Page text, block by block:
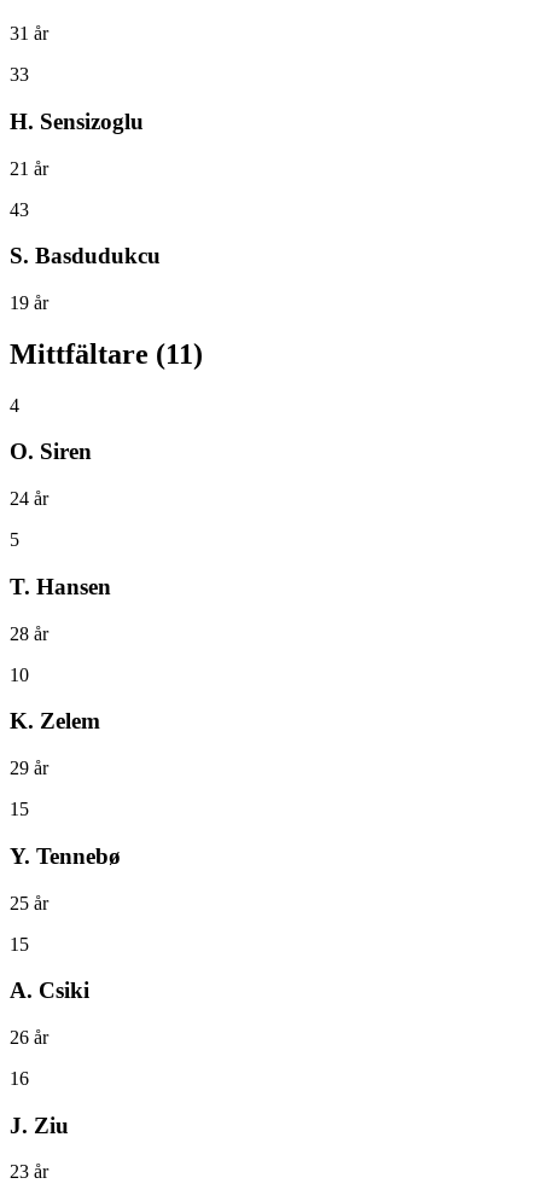
31 år
33
H. Sensizoglu
21 år
43
S. Basdudukcu
19 år
Mittfältare (11)
4
O. Siren
24 år
5
T. Hansen
28 år
10
K. Zelem
29 år
15
Y. Tennebø
25 år
15
A. Csiki
26 år
16
J. Ziu
23 år